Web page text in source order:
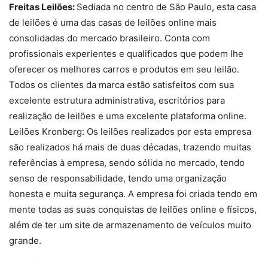
Freitas Leilões: Sediada no centro de São Paulo, esta casa
de leilões é uma das casas de leilões online mais
consolidadas do mercado brasileiro. Conta com
profissionais experientes e qualificados que podem lhe
oferecer os melhores carros e produtos em seu leilão.
Todos os clientes da marca estão satisfeitos com sua
excelente estrutura administrativa, escritórios para
realização de leilões e uma excelente plataforma online.
Leilões Kronberg: Os leilões realizados por esta empresa
são realizados há mais de duas décadas, trazendo muitas
referências à empresa, sendo sólida no mercado, tendo
senso de responsabilidade, tendo uma organização
honesta e muita segurança. A empresa foi criada tendo em
mente todas as suas conquistas de leilões online e físicos,
além de ter um site de armazenamento de veículos muito
grande.